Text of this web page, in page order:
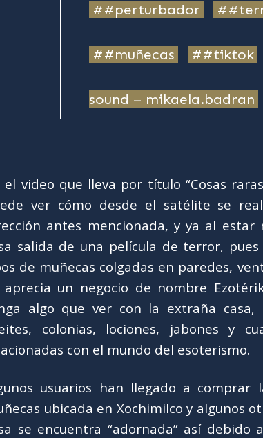
##perturbador
##muñecas ##tiktok
sound – mikaela.badran
el video que lleva por título “Cosas
ver cómo desde el satélite se
antes mencionada, y ya al estar
salida de una película de terror,
de muñecas colgadas en paredes,
aprecia un negocio de nombre
algo que ver con la extraña casa,
colonias, lociones, jabones y
con el mundo del esoterismo.
usuarios han llegado a
ubicada en Xochimilco y algunos
se encuentra “adornada” así debido